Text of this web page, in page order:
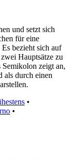
und setzt sich
für eine
bezieht sich auf
Hauptsätze zu
zeigt an,
als durch einen
•
•